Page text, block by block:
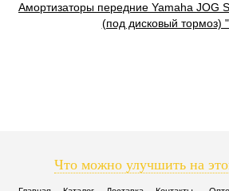
Амортизаторы передние Yamaha JOG
(под дисковый тормоз)
Что можно улучшить на